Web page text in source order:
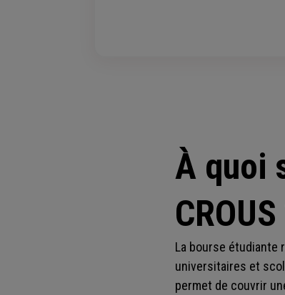
À quoi
CROUS
La bourse étudiante
universitaires et
permet de couvrir